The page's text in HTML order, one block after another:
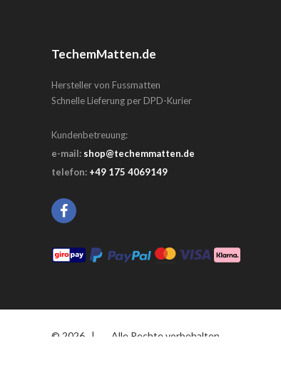
TechemMatten.de
Hersteller von Fussmatten
Schnelle Lieferung per DPD-Kurier
Kundenbetreuung:
e-mail: shop@techemmatten.de
telefon: +49 175 4069149
© 2026 | Alle Rechte vorbehalten